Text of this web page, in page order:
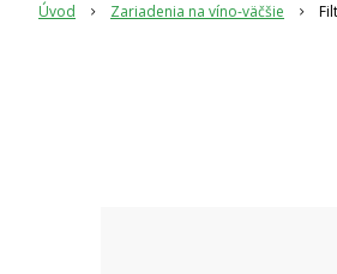
Úvod Zariadenia na víno-väčšie